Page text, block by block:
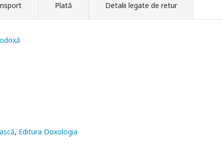
Plată Detalii legate de retur
Editura Doxologia